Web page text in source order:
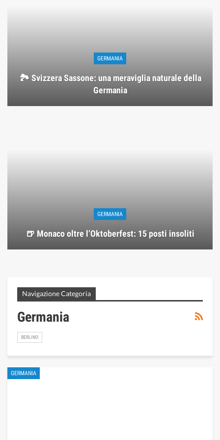
GERMANIA
🏞️ Svizzera Sassone: una meraviglia naturale della
Germania
GERMANIA
🍺 Monaco oltre l’Oktoberfest: 15 posti insoliti
Navigazione Categoria
Germania
BERLINO
GERMANIA